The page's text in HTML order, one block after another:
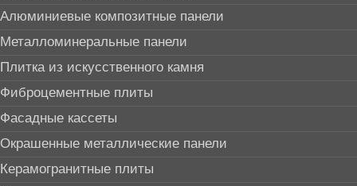
Алюминиевые композитные панели
Металломинеральные панели
Плитка из искусственного камня
Фиброцементные плиты
Фасадные кассеты
Окрашенные металлические панели
Керамогранитные плиты